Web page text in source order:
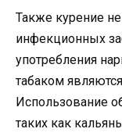
Также курение
инфекционных
употребления
табаком
Использование
таких как